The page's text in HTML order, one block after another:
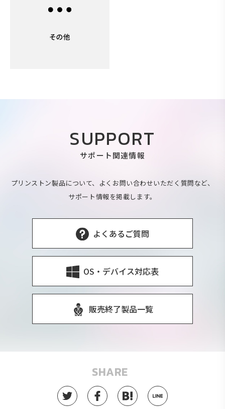
SUPPORT
サポート関連情報
プリンストン製品について、よくお問い合わせいただく質問など、
サポート情報を掲載します。
よくあるご質問
OS・デバイス対応表
販売終了製品一覧
SHARE